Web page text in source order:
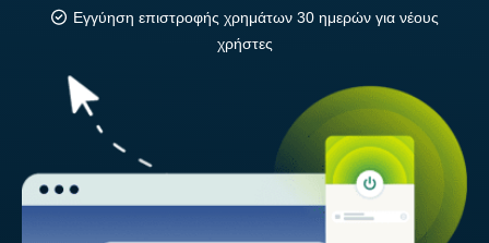
Εγγύηση επιστροφής χρημάτων 30 ημερών για νέους
χρήστες